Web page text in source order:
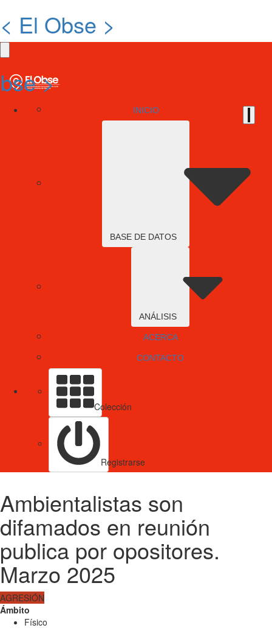
< El Obse >
>
INICIO
BASE DE DATOS
ANÁLISIS
ACERCA
CONTACTO
Colección
Registrarse
Ambientalistas son
difamados en reunión
publica por opositores.
Marzo 2025
AGRESIÓN
Ámbito
Físico